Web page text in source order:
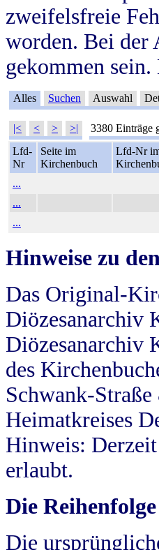
zweifelsfreie
worden. Bei der
gekommen
Alles Suchen Auswahl
|< < > >| 3380 Einträge
Lfd-
Nr
Seite im
Kirchenbuch
Lfd-Nr
...
...
...
Hinweise zu
Das Original-
Diözesanarchiv
Diözesanarchiv
des
Schwank-
Heimatkreises
Hinweis:
erlaubt.
Die
Die